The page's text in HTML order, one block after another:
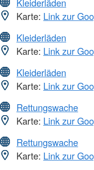
Karte: Link zur
Kleiderläden
Karte: Link zur
Kleiderläden
Karte: Link zur
Rettungswache
Karte: Link zur
Rettungswache
Karte: Link zur